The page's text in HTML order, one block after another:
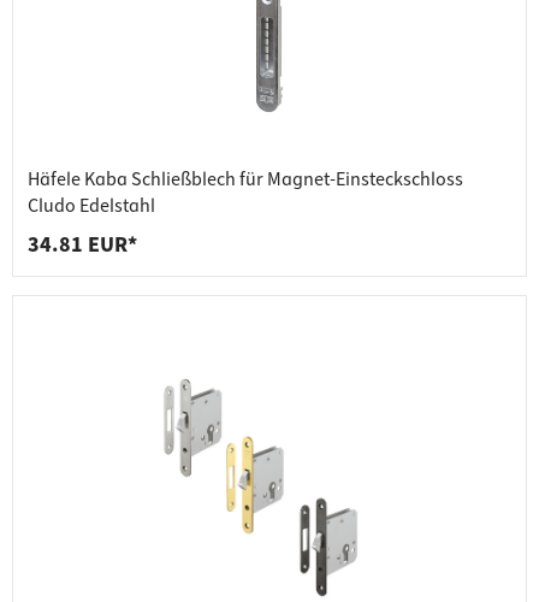
Häfele Kaba Schließblech für Magnet-Einsteckschloss
Cludo Edelstahl
34.81 EUR*